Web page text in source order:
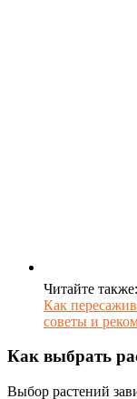
Читайте также:
Как
советы и
Как выбрать
Выбор растений